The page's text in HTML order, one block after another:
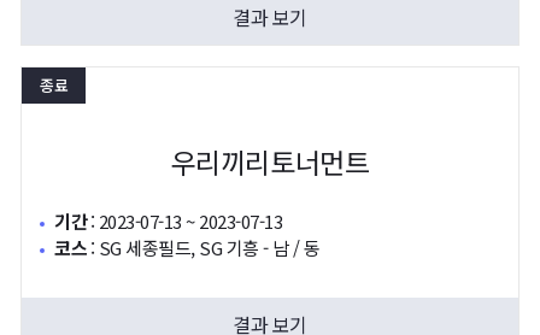
결과 보기
종료
우리끼리토너먼트
기간: 2023-07-13 ~ 2023-07-13
코스: SG 세종필드, SG 기흥 - 남 / 동
결과 보기